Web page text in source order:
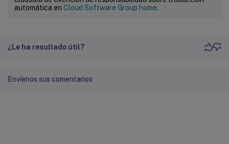
automática en Cloud Software Group home.
¿Le ha resultado útil?
Envíenos sus comentarios